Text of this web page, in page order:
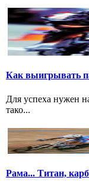
Как выигрывать
Для успеха нужен
тако...
Рама... Титан,